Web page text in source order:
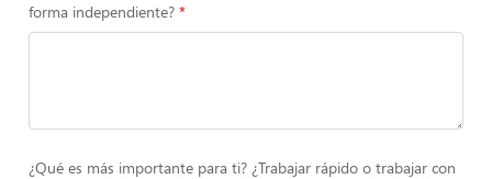
forma independiente?
¿Qué es más importante para ti? ¿Trabajar rápido o trabajar con